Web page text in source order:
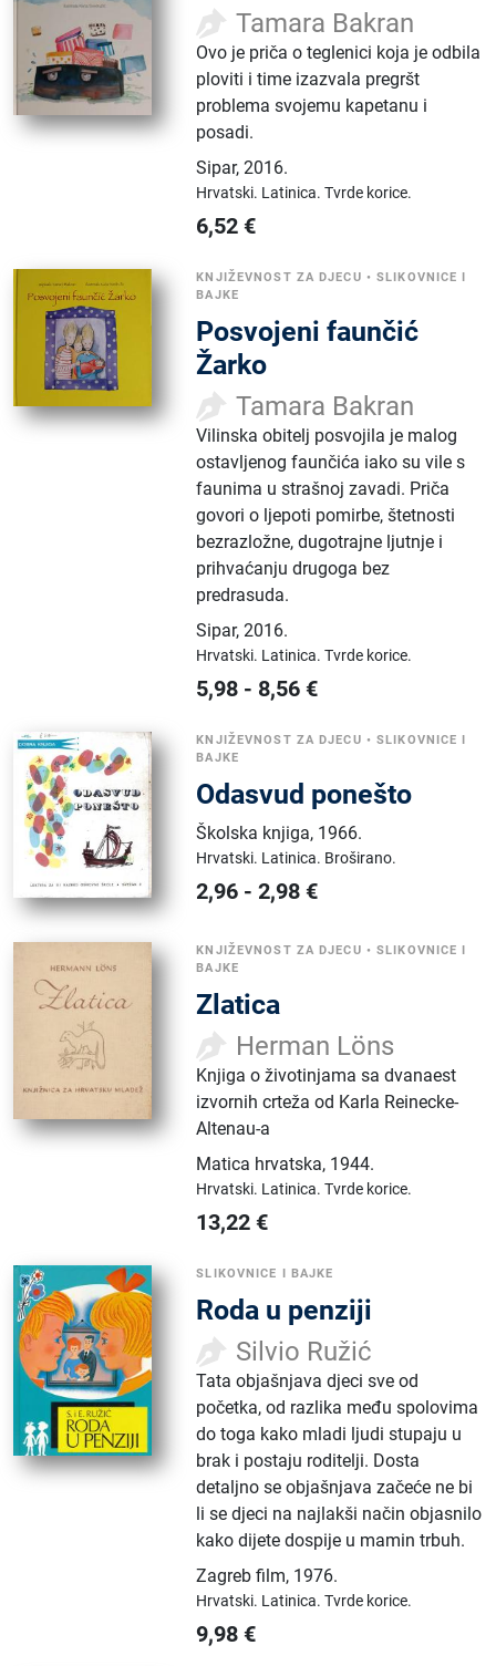
Tamara Bakran
Ovo je priča o teglenici koja je odbila
ploviti i time izazvala pregršt
problema svojemu kapetanu i
posadi.
Sipar,2016.
Hrvatski. Latinica.Tvrde korice.
6,52 €
KNJIŽEVNOST ZA DJECU •SLIKOVNICE I
BAJKE
Posvojeni faunčić
Žarko
Tamara Bakran
Vilinska obitelj posvojila je malog
ostavljenog faunčića iako su vile s
faunima u strašnoj zavadi. Priča
govori o ljepoti pomirbe, štetnosti
bezrazložne, dugotrajne ljutnje i
prihvaćanju drugoga bez
predrasuda.
Sipar,2016.
Hrvatski. Latinica.Tvrde korice.
5,98 - 8,56 €
KNJIŽEVNOST ZA DJECU •SLIKOVNICE I
BAJKE
Odasvud ponešto
Školska knjiga, 1966.
Hrvatski. Latinica. Broširano.
2,96 -2,98 €
KNJIŽEVNOST ZA DJECU •SLIKOVNICE I
BAJKE
Zlatica
Herman Löns
Knjiga o životinjama sa dvanaest
izvornih crteža od Karla Reinecke-
Altenau-a
Matica hrvatska, 1944.
Hrvatski. Latinica.Tvrde korice.
13,22 €
SLIKOVNICE I BAJKE
Roda u penziji
Silvio Ružić
Tata objašnjava djeci sve od
početka, od razlika među spolovima
do toga kako mladi ljudi stupaju u
brak i postaju roditelji. Dosta
detaljno se objašnjava začeće ne bi
li se djeci na najlakši način objasnilo
kako dijete dospije u mamin trbuh.
Zagreb film, 1976.
Hrvatski. Latinica.Tvrde korice.
9,98 €